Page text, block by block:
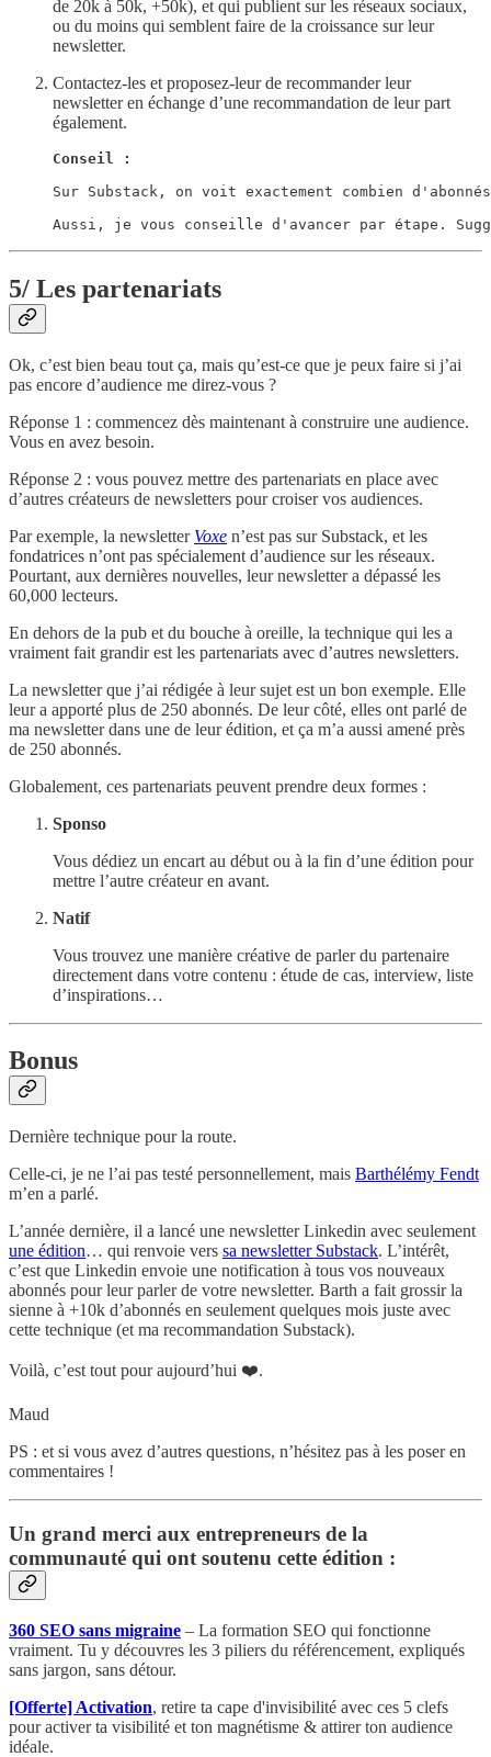
de 20k à 50k, +50k), et qui publient sur les réseaux sociaux,
ou du moins qui semblent faire de la croissance sur leur
newsletter.
Contactez-les et proposez-leur de recommander leur
newsletter en échange d’une recommandation de leur part
également.
Conseil :
Sur Substack, on voit exactement combien
Aussi, je vous conseille d'avancer par étape.
5/ Les partenariats
Ok, c’est bien beau tout ça, mais qu’est-ce que je peux faire si j’ai
pas encore d’audience me direz-vous ?
Réponse 1 : commencez dès maintenant à construire une audience.
Vous en avez besoin.
Réponse 2 : vous pouvez mettre des partenariats en place avec
d’autres créateurs de newsletters pour croiser vos audiences.
Par exemple, la newsletter Voxe n’est pas sur Substack, et les
fondatrices n’ont pas spécialement d’audience sur les réseaux.
Pourtant, aux dernières nouvelles, leur newsletter a dépassé les
60,000 lecteurs.
En dehors de la pub et du bouche à oreille, la technique qui les a
vraiment fait grandir est les partenariats avec d’autres newsletters.
La newsletter que j’ai rédigée à leur sujet est un bon exemple. Elle
leur a apporté plus de 250 abonnés. De leur côté, elles ont parlé de
ma newsletter dans une de leur édition, et ça m’a aussi amené près
de 250 abonnés.
Globalement, ces partenariats peuvent prendre deux formes :
Sponso
Vous dédiez un encart au début ou à la fin d’une édition pour
mettre l’autre créateur en avant.
Natif
Vous trouvez une manière créative de parler du partenaire
directement dans votre contenu : étude de cas, interview, liste
d’inspirations…
Bonus
Dernière technique pour la route.
Celle-ci, je ne l’ai pas testé personnellement, mais Barthélémy Fendt
m’en a parlé.
L’année dernière, il a lancé une newsletter Linkedin avec seulement
une édition… qui renvoie vers sa newsletter Substack. L’intérêt,
c’est que Linkedin envoie une notification à tous vos nouveaux
abonnés pour leur parler de votre newsletter. Barth a fait grossir la
sienne à +10k d’abonnés en seulement quelques mois juste avec
cette technique (et ma recommandation Substack).
Voilà, c’est tout pour aujourd’hui ❤️.
Maud
PS : et si vous avez d’autres questions, n’hésitez pas à les poser en
commentaires !
Un grand merci aux entrepreneurs de la
communauté qui ont soutenu cette édition :
360 SEO sans migraine – La formation SEO qui fonctionne
vraiment. Tu y découvres les 3 piliers du référencement, expliqués
sans jargon, sans détour.
[Offerte] Activation, retire ta cape d'invisibilité avec ces 5 clefs
pour activer ta visibilité et ton magnétisme & attirer ton audience
idéale.